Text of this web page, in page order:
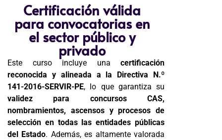
Certificación válida
para convocatorias en
el sector público y
privado
Este curso incluye unacertificación
reconocida y alineada a la Directiva N.º
141-2016-SERVIR-PE, lo que garantiza su
validez para concursos CAS,
nombramientos, ascensos y procesos de
selección en todas las entidades públicas
del Estado. Además, es altamente valorada